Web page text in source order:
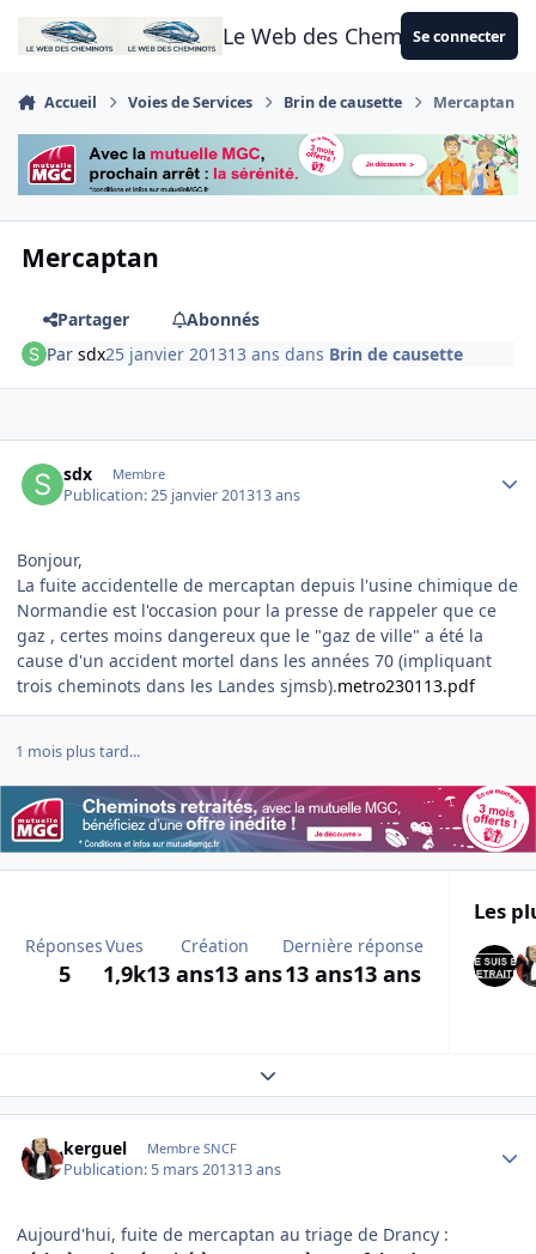
Aller au contenu
Le Web des CheminotsSe connecter
Accueil Voies de Services Brin de causette Mercaptan
Mercaptan
Partager
Abonnés
Parsdx25 janvier 201313 ans dans Brin de causette
sdx Membre
Publication:25 janvier 201313 ans
Bonjour,
La fuite accidentelle de mercaptan depuis l'usine chimique de
Normandie est l'occasion pour la presse de rappeler que ce
gaz , certes moins dangereux que le "gaz de ville" a été la
cause d'un accident mortel dans les années 70 (impliquant
trois cheminots dans les Landes sjmsb).metro230113.pdf
1 mois plus tard...
Réponses
5
Vues
1,9k
Création
13 ans13 ans
Dernière réponse
13 ans13 ans
Les
Expand topic overview
kerguel Membre SNCF
Publication: 5 mars 201313 ans
Aujourd'hui, fuite de mercaptan au triage de Drancy :